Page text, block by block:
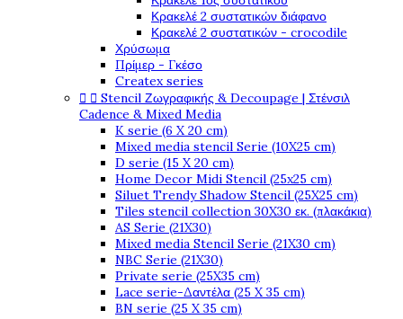
Κρακελέ 2 συστατικών διάφανο
Κρακελέ 2 συστατικών - crocodile
Χρύσωμα
Πρίμερ - Γκέσο
Createx series
  Stencil Ζωγραφικής & Decoupage | Στένσιλ
Cadence & Mixed Media
K serie (6 X 20 cm)
Mixed media stencil Serie (10X25 cm)
D serie (15 X 20 cm)
Home Decor Midi Stencil (25x25 cm)
Siluet Trendy Shadow Stencil (25X25 cm)
Tiles stencil collection 30X30 εκ. (πλακάκια)
AS Serie (21X30)
Mixed media Stencil Serie (21X30 cm)
NBC Serie (21X30)
Private serie (25X35 cm)
Lace serie-Δαντέλα (25 X 35 cm)
BN serie (25 X 35 cm)